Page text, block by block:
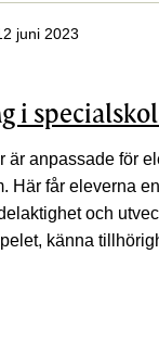
juni 2023
i
är anpassade för
Här får eleverna
och
känna